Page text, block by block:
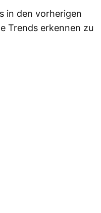
in den vorherigen
Trends erkennen zu